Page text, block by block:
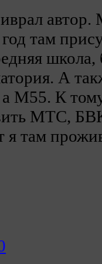
там
А
М55. К
МТС,
я там